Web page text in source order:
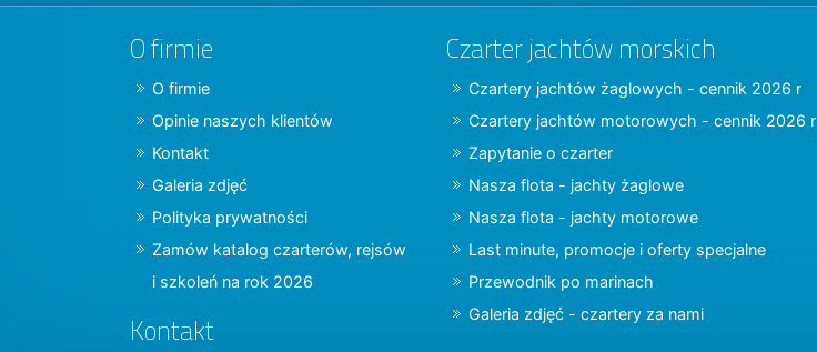
O firmie
O firmie
Opinie naszych klientów
Kontakt
Galeria zdjęć
Polityka prywatności
Zamów katalog czarterów, rejsów
i szkoleń na rok 2026
Kontakt
Czarter jachtów morskich
Czartery jachtów żaglowych - cennik 2026 r
Czartery jachtów motorowych - cennik 2026 r
Zapytanie o czarter
Nasza flota - jachty żaglowe
Nasza flota - jachty motorowe
Last minute, promocje i oferty specjalne
Przewodnik po marinach
Galeria zdjęć - czartery za nami